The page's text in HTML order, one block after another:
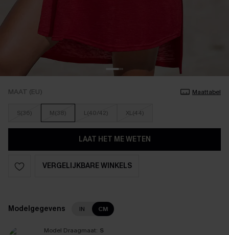
MAAT (EU) Maattabel
S(36) M(38) L(40/42) XL(44)
LAAT HET ME WETEN
VERGELIJKBARE WINKELS
Modelgegevens IN CM
Model Draagmaat: S